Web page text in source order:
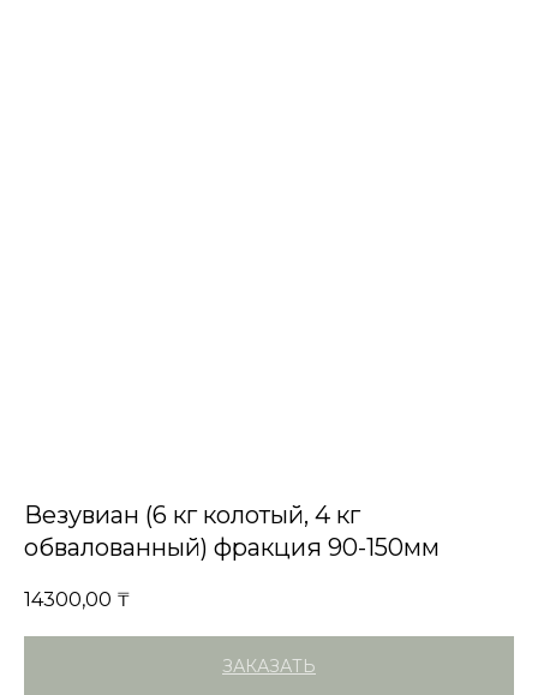
Везувиан (6 кг колотый, 4 кг
обвалованный) фракция 90-150мм
14300,00 ₸
ЗАКАЗАТЬ